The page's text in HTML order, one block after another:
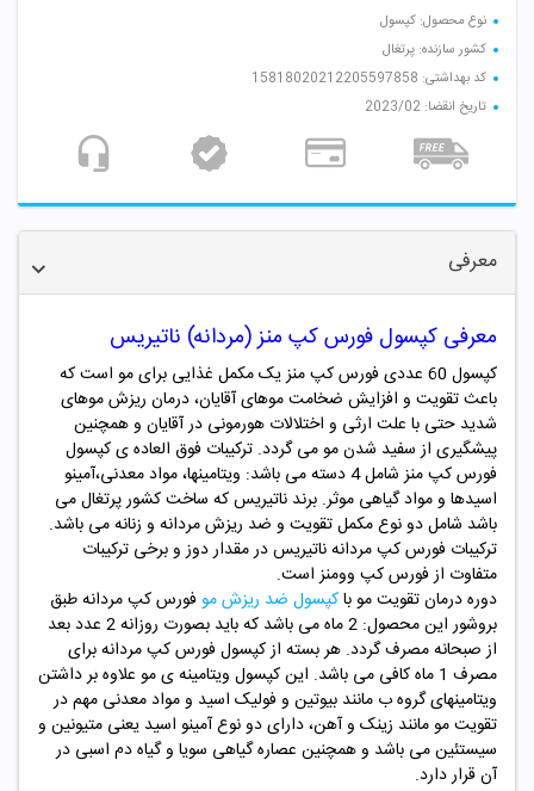
نوع محصول: کپسول
کشور سازنده: پرتغال
کد بهداشتی: 15818020212205597858
تاریخ انقضا: 2023/02
معرفی
معرفی کپسول فورس کپ منز (مردانه) ناتیریس
کپسول 60 عددی فورس کپ منز یک مکمل غذایی برای مو است که
باعث تقویت و افزایش ضخامت موهای آقایان، درمان ریزش موهای
شدید حتی با علت ارثی و اختلالات هورمونی در آقایان و همچنین
پیشگیری از سفید شدن مو می گردد. ترکیبات فوق العاده ی کپسول
فورس کپ منز شامل 4 دسته می باشد: ویتامینها، مواد معدنی،آمینو
اسیدها و مواد گیاهی موثر. برند ناتیریس که ساخت کشور پرتغال می
باشد شامل دو نوع مکمل تقویت و ضد ریزش مردانه و زنانه می باشد.
ترکیبات فورس کپ مردانه ناتیریس در مقدار دوز و برخی ترکیبات
متفاوت از فورس کپ وومنز است.
دوره درمان تقویت مو باکپسول ضد ریزش مو فورس کپ مردانه طبق
بروشور این محصول: 2 ماه می باشد که باید بصورت روزانه 2 عدد بعد
از صبحانه مصرف گردد. هر بسته از کپسول فورس کپ مردانه برای
مصرف 1 ماه کافی می باشد. این کپسول ویتامینه ی مو علاوه بر داشتن
ویتامینهای گروه ب مانند بیوتین و فولیک اسید و مواد معدنی مهم در
تقویت مو مانند زینک و آهن، دارای دو نوع آمینو اسید یعنی متیونین و
سیستئین می باشد و همچنین عصاره گیاهی سویا و گیاه دم اسبی در
آن قرار دارد.